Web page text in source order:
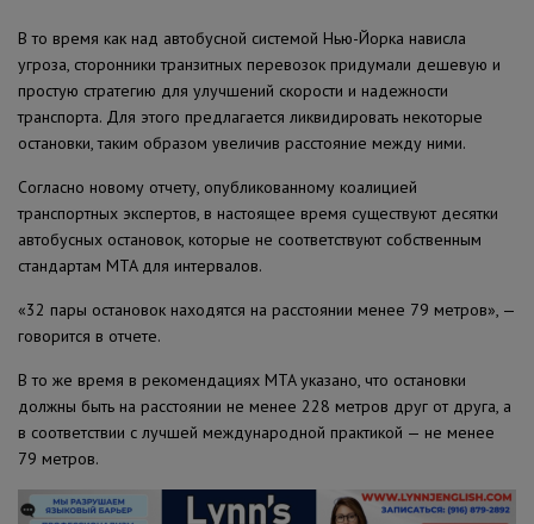
В то время как над автобусной системой Нью-Йорка нависла
угроза, сторонники транзитных перевозок придумали дешевую и
простую стратегию для улучшений скорости и надежности
транспорта. Для этого предлагается ликвидировать некоторые
остановки, таким образом увеличив расстояние между ними.
Согласно новому отчету, опубликованному коалицией
транспортных экспертов, в настоящее время существуют десятки
автобусных остановок, которые не соответствуют собственным
стандартам MTA для интервалов.
«32 пары остановок находятся на расстоянии менее 79 метров», —
говорится в отчете.
В то же время в рекомендациях MTA указано, что остановки
должны быть на расстоянии не менее 228 метров друг от друга, а
в соответствии с лучшей международной практикой — не менее
79 метров.